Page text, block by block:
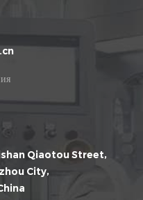
Qiaotou Street,
City,